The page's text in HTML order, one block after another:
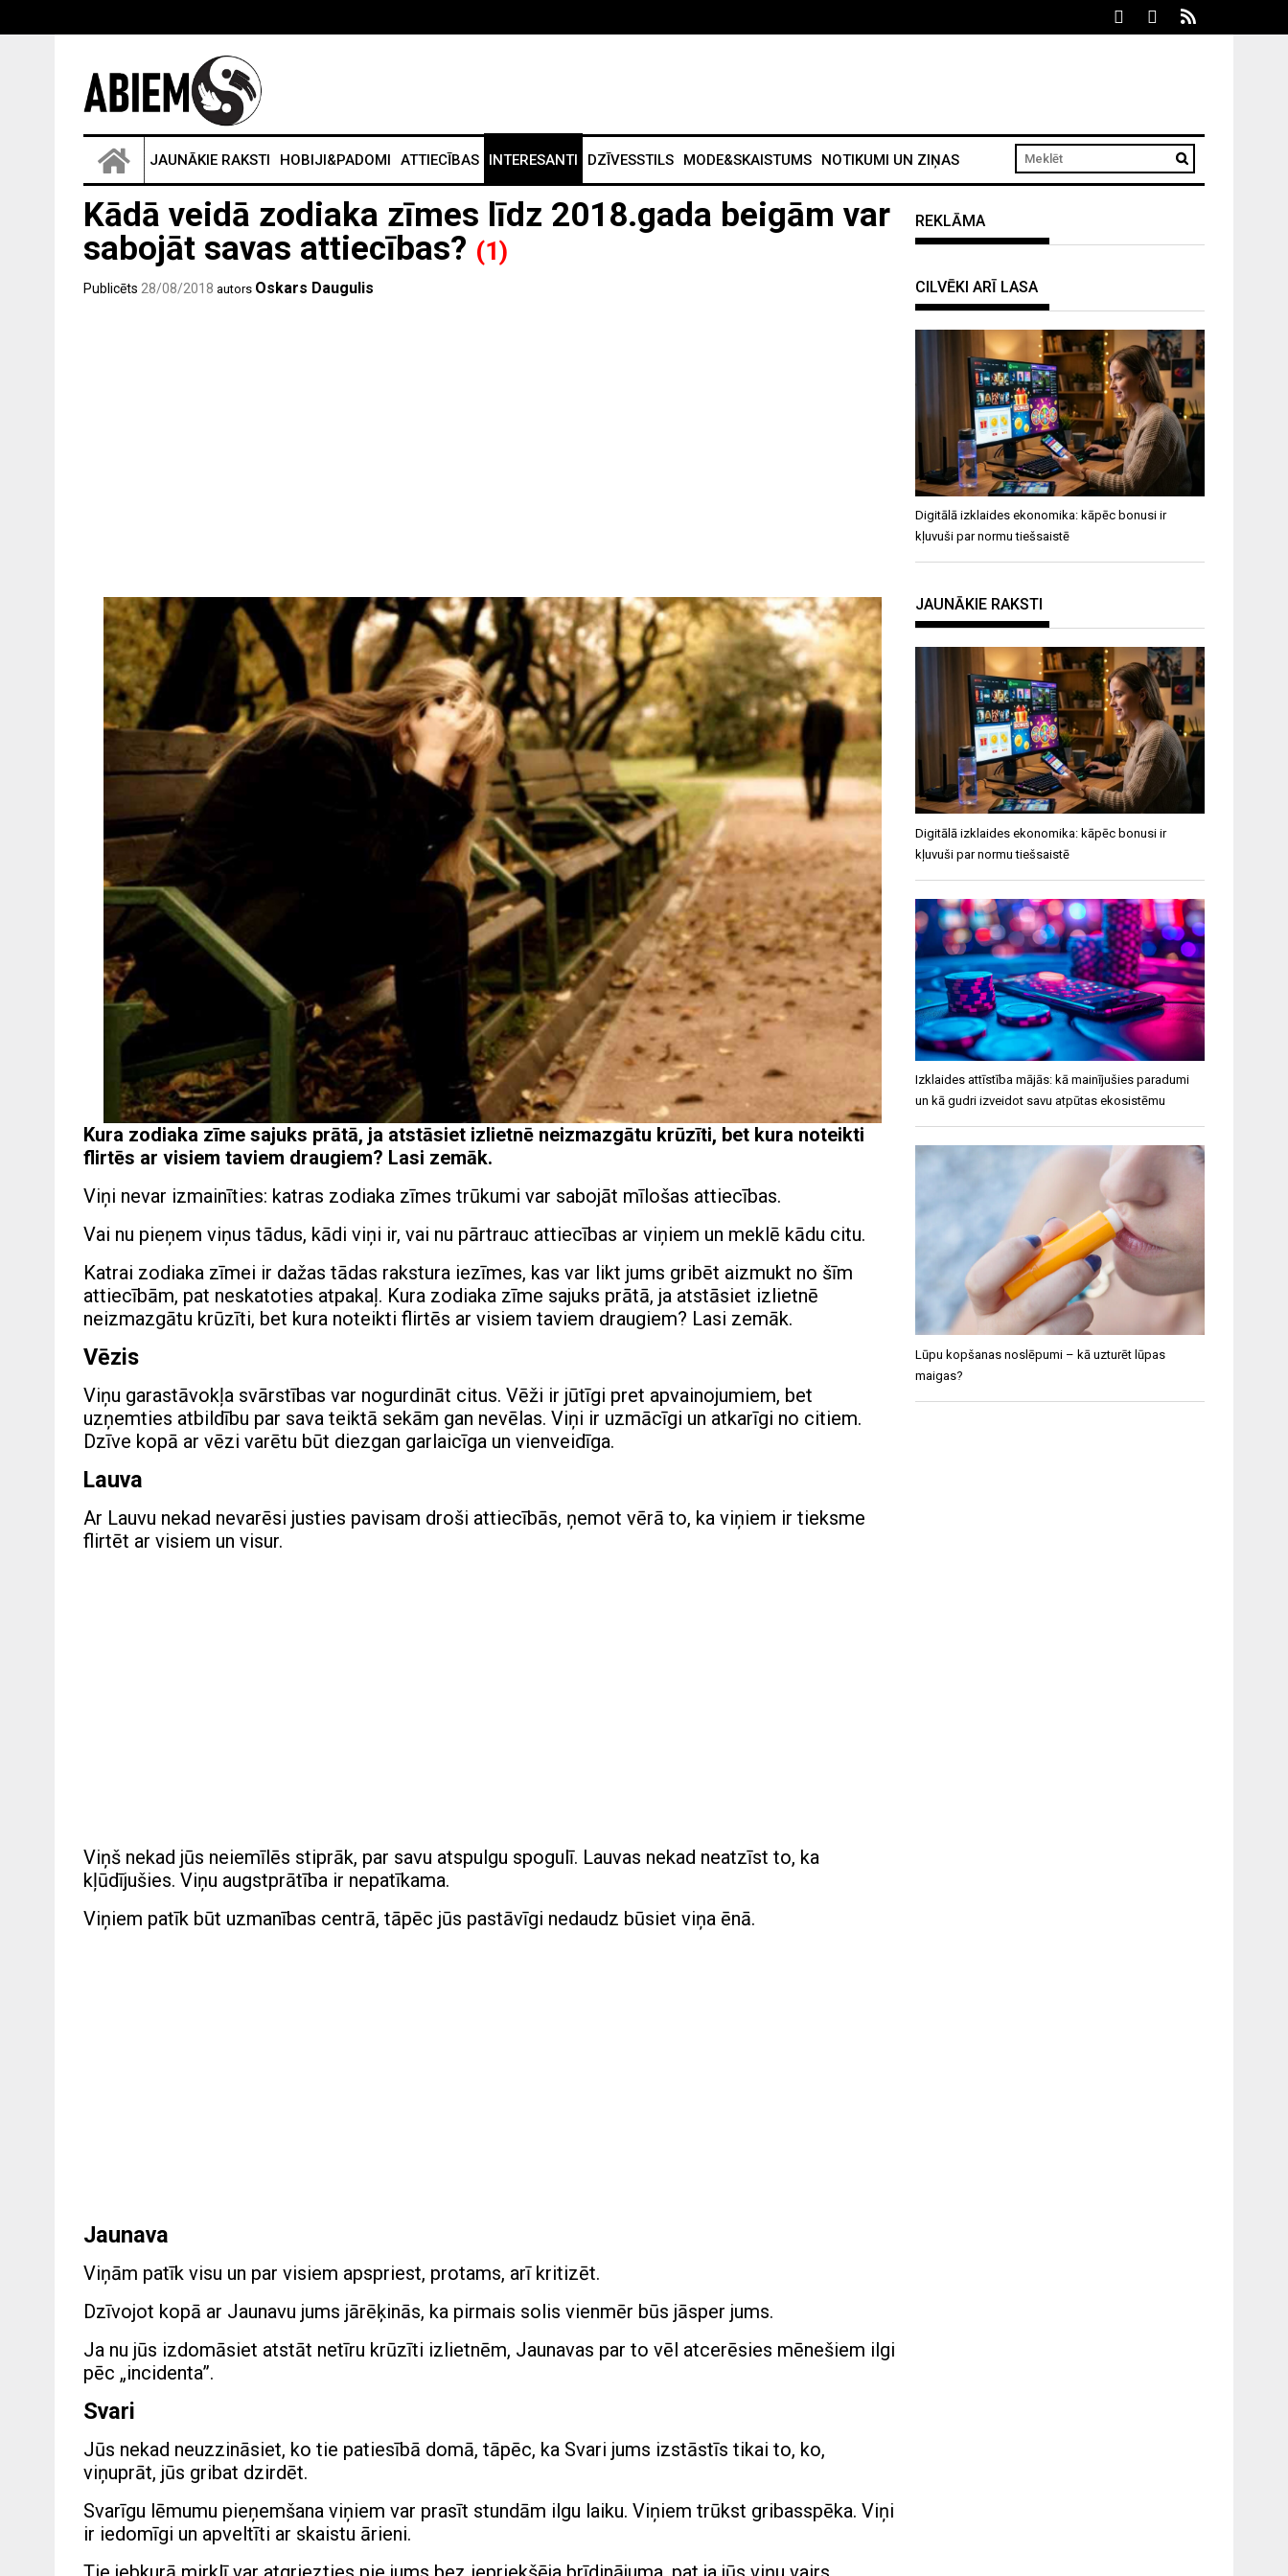
JAUNĀKIE RAKSTI HOBIJI&PADOMI ATTIECĪBAS INTERESANTI DZĪVESSTILS MODE&SKAISTUMS NOTIKUMI UN ZIŅAS
Kādā veidā zodiaka zīmes līdz 2018.gada beigām var
sabojāt savas attiecības? (1)
Publicēts 28/08/2018 autors Oskars Daugulis
Kura zodiaka zīme sajuks prātā, ja atstāsiet izlietnē neizmazgātu krūzīti, bet kura noteikti
flirtēs ar visiem taviem draugiem? Lasi zemāk.
Viņi nevar izmainīties: katras zodiaka zīmes trūkumi var sabojāt mīlošas attiecības.
Vai nu pieņem viņus tādus, kādi viņi ir, vai nu pārtrauc attiecības ar viņiem un meklē kādu citu.
Katrai zodiaka zīmei ir dažas tādas rakstura iezīmes, kas var likt jums gribēt aizmukt no šīm
attiecībām, pat neskatoties atpakaļ. Kura zodiaka zīme sajuks prātā, ja atstāsiet izlietnē
neizmazgātu krūzīti, bet kura noteikti flirtēs ar visiem taviem draugiem? Lasi zemāk.
Vēzis
Viņu garastāvokļa svārstības var nogurdināt citus. Vēži ir jūtīgi pret apvainojumiem, bet
uzņemties atbildību par sava teiktā sekām gan nevēlas. Viņi ir uzmācīgi un atkarīgi no citiem.
Dzīve kopā ar vēzi varētu būt diezgan garlaicīga un vienveidīga.
Lauva
Ar Lauvu nekad nevarēsi justies pavisam droši attiecībās, ņemot vērā to, ka viņiem ir tieksme
flirtēt ar visiem un visur.
Viņš nekad jūs neiemīlēs stiprāk, par savu atspulgu spogulī. Lauvas nekad neatzīst to, ka
kļūdījušies. Viņu augstprātība ir nepatīkama.
Viņiem patīk būt uzmanības centrā, tāpēc jūs pastāvīgi nedaudz būsiet viņa ēnā.
Jaunava
Viņām patīk visu un par visiem apspriest, protams, arī kritizēt.
Dzīvojot kopā ar Jaunavu jums jārēķinās, ka pirmais solis vienmēr būs jāsper jums.
Ja nu jūs izdomāsiet atstāt netīru krūzīti izlietnēm, Jaunavas par to vēl atcerēsies mēnešiem ilgi
pēc „incidenta”.
Svari
Jūs nekad neuzzināsiet, ko tie patiesībā domā, tāpēc, ka Svari jums izstāstīs tikai to, ko,
viņuprāt, jūs gribat dzirdēt.
Svarīgu lēmumu pieņemšana viņiem var prasīt stundām ilgu laiku. Viņiem trūkst gribasspēka. Viņi
ir iedomīgi un apveltīti ar skaistu ārieni.
REKLĀMA
CILVĒKI ARĪ LASA
Digitālā izklaides ekonomika: kāpēc bonusi ir
kļuvuši par normu tiešsaistē
JAUNĀKIE RAKSTI
Digitālā izklaides ekonomika: kāpēc bonusi ir
kļuvuši par normu tiešsaistē
Izklaides attīstība mājās: kā mainījušies paradumi
un kā gudri izveidot savu atpūtas ekosistēmu
Lūpu kopšanas noslēpumi – kā uzturēt lūpas
maigas?